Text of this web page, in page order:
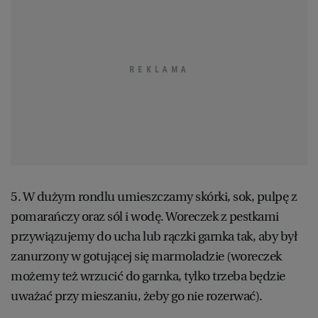
ZAKOPANE
5. W dużym rondlu umieszczamy skórki, sok, pulpę z
pomarańczy oraz sól i wodę. Woreczek z pestkami
przywiązujemy do ucha lub rączki garnka tak, aby był
zanurzony w gotującej się marmoladzie (woreczek
możemy też wrzucić do garnka, tylko trzeba będzie
uważać przy mieszaniu, żeby go nie rozerwać).